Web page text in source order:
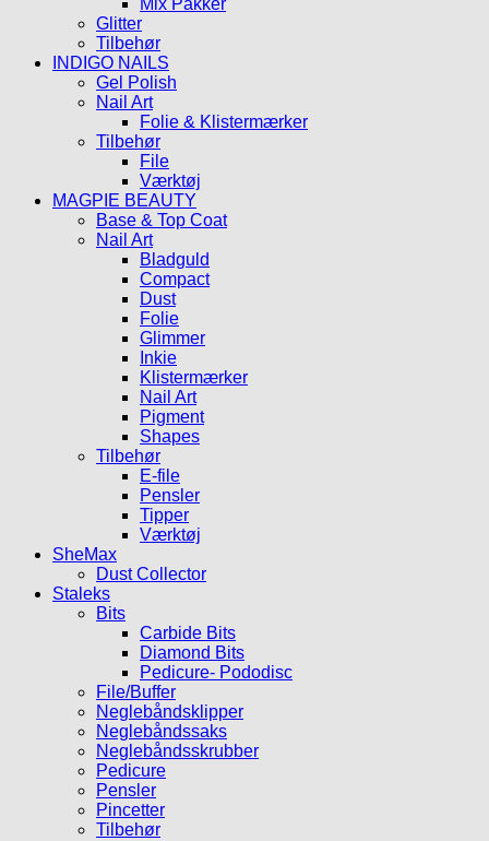
Mix Pakker
Glitter
Tilbehør
INDIGO NAILS
Gel Polish
Nail Art
Folie & Klistermærker
Tilbehør
File
Værktøj
MAGPIE BEAUTY
Base & Top Coat
Nail Art
Bladguld
Compact
Dust
Folie
Glimmer
Inkie
Klistermærker
Nail Art
Pigment
Shapes
Tilbehør
E-file
Pensler
Tipper
Værktøj
SheMax
Dust Collector
Staleks
Bits
Carbide Bits
Diamond Bits
Pedicure- Pododisc
File/Buffer
Neglebåndsklipper
Neglebåndssaks
Neglebåndsskrubber
Pedicure
Pensler
Pincetter
Tilbehør